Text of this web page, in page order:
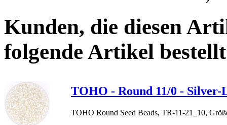
Kunden, die diesen
folgende Artikel
TOHO - Round 11/0 -
TOHO Round Seed Beads, TR-11-21_10,